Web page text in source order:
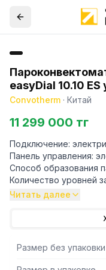
easyDial 10.10
Convotherm · Китай
11 299 000 тг
Подключение:
Панель управления:
Способ образования
Количество уровней
Интервал между
Количество
Встроенный душ
Система очистки:
Читать далее
Размер без упаковки